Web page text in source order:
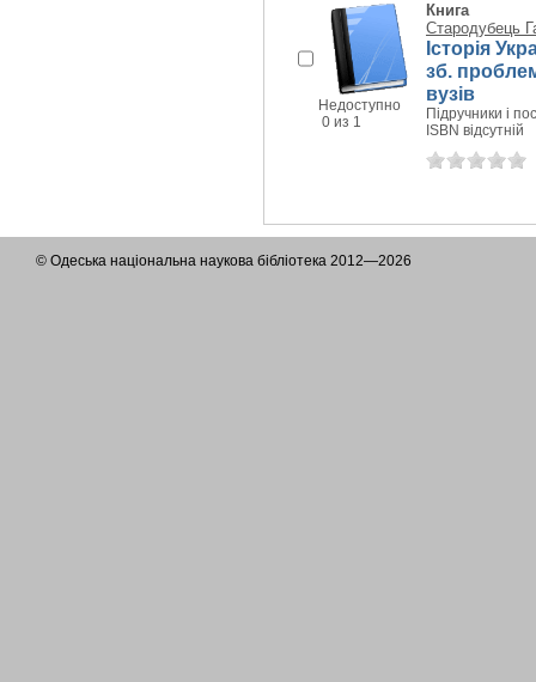
Недоступно
0 из 1
Книга
Стародубець
Історія
зб.
вузів
Підручники і
ISBN відсутній
© Одеська національна наукова бібліотека 2012—2026